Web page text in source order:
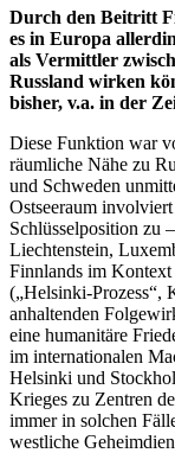
Durch den Beitritt
es in Europa
als Vermittler
Russland wirken
bisher, v.a. in der
Diese Funktion war
räumliche Nähe zu
und Schweden
Ostseeraum
Schlüsselposition zu
Liechtenstein,
Finnlands im Kontext
(„Helsinki-Prozess“,
anhaltenden
eine humanitäre
im internationalen
Helsinki und
Krieges zu Zentren
immer in solchen
westliche